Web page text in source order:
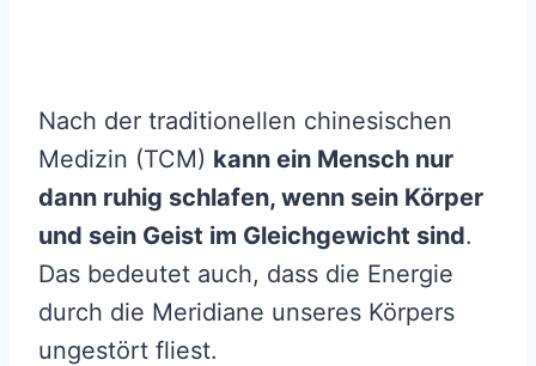
Nach der traditionellen chinesischen
Medizin (TCM) kann ein Mensch nur
dann ruhig schlafen, wenn sein Körper
und sein Geist im Gleichgewicht sind.
Das bedeutet auch, dass die Energie
durch die Meridiane unseres Körpers
ungestört fliest.